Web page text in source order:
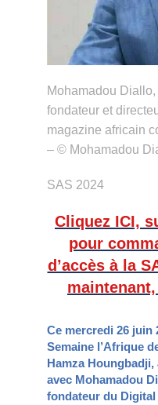
Mohamadou
fondateur et
magazine africain
– © Mohamadou
SAS 2024
Cliquez ICI,
pour
d’accès à la
Ce mercredi 26 juin
Semaine l’Afrique
Hamza
avec Mohamadou
fondateur du Digital